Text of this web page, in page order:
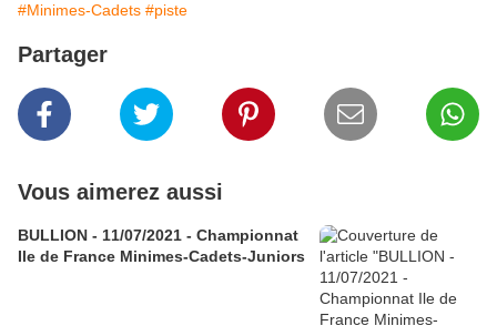
#Minimes-Cadets #piste
Partager
Vous aimerez aussi
BULLION - 11/07/2021 - Championnat
Ile de France Minimes-Cadets-Juniors